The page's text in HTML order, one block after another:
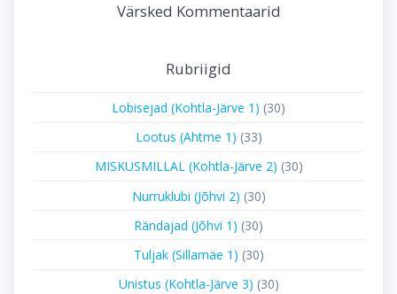
Värsked Kommentaarid
Rubriigid
Lobisejad (Kohtla-Järve 1) (30)
Lootus (Ahtme 1) (33)
MISKUSMILLAL (Kohtla-Järve 2) (30)
Nurruklubi (Jõhvi 2) (30)
Rändajad (Jõhvi 1) (30)
Tuljak (Sillamäe 1) (30)
Unistus (Kohtla-Järve 3) (30)